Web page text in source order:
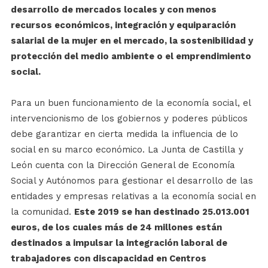
desarrollo de mercados locales y con menos
recursos económicos, integración y equiparación
salarial de la mujer en el mercado, la sostenibilidad y
protección del medio ambiente o el emprendimiento
social.
Para un buen funcionamiento de la economía social, el
intervencionismo de los gobiernos y poderes públicos
debe garantizar en cierta medida la influencia de lo
social en su marco económico. La Junta de Castilla y
León cuenta con la Dirección General de Economía
Social y Autónomos para gestionar el desarrollo de las
entidades y empresas relativas a la economía social en
la comunidad. Este 2019 se han destinado 25.013.001
euros, de los cuales más de 24 millones están
destinados a impulsar la integración laboral de
trabajadores con discapacidad en Centros